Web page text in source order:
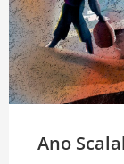
Ano